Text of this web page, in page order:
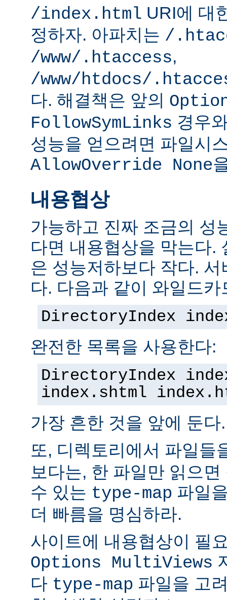
/index.html URI에 대
정하자. 아파치는 /
/www/.htaccess,
/www/htdocs/
다. 해결책은 앞의
FollowSymLinks 경우
성능을 얻으려면 파일시
AllowOverride None
내용협상
가능하고 진짜 조금의 성
다면 내용협상을 막는다.
은 성능저하보다 작다.
다. 다음과 같이 와일드
DirectoryIndex
완전한 목록을 사용한다:
DirectoryIndex
index.shtml
가장 흔한 것을 앞에 둔다.
또, 디렉토리에서 파일들
보다는, 한 파일만 읽으
수 있는 type-map 파일
더 빠름을 명심하라.
사이트에 내용협상이 필
Options MultiViews
다 type-map 파일을 고